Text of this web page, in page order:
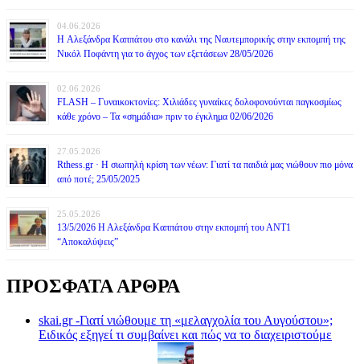
04.06.2026
H Αλεξάνδρα Καππάτου στο κανάλι της Ναυτεμπορικής στην εκπομπή της
Νικόλ Ποφάντη για το άγχος των εξετάσεων 28/05/2026
02.06.2026
FLASH – Γυναικοκτονίες: Χιλιάδες γυναίκες δολοφονούνται παγκοσμίως
κάθε χρόνο – Τα «σημάδια» πριν το έγκλημα 02/06/2026
27.05.2026
Rthess.gr · Η σιωπηλή κρίση των νέων: Γιατί τα παιδιά μας νιώθουν πιο μόνα
από ποτέ; 25/05/2025
25.05.2026
13/5/2026 Η Αλεξάνδρα Καππάτου στην εκπομπή του ΑΝΤ1
“Αποκαλύψεις”
ΠΡΟΣΦΑΤΑ ΑΡΘΡΑ
skai.gr -Γιατί νιώθουμε τη «μελαγχολία του Αυγούστου»;
Ειδικός εξηγεί τι συμβαίνει και πώς να το διαχειριστούμε